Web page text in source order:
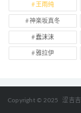
王雨纯
神楽坂真冬
蠢沫沫
雅拉伊
Copyright © 2025 涩吉吉